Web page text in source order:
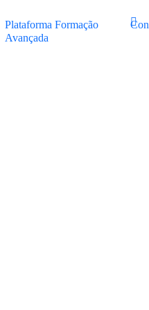
Plataforma Formação
Avançada